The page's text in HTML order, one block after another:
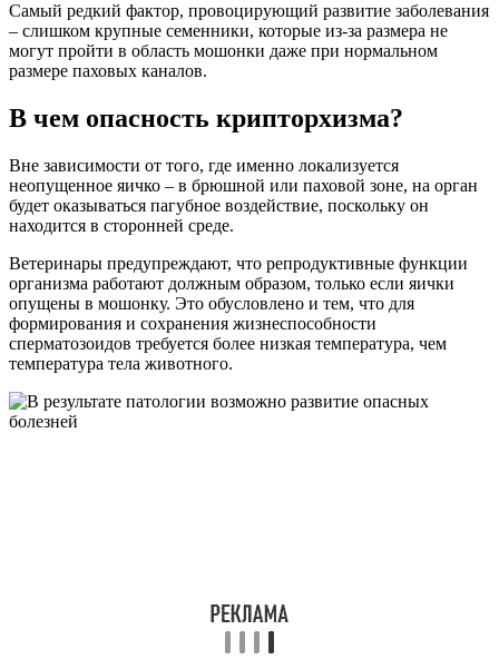
Самый редкий фактор, провоцирующий развитие заболевания
– слишком крупные семенники, которые из-за размера не
могут пройти в область мошонки даже при нормальном
размере паховых каналов.
В чем опасность крипторхизма?
Вне зависимости от того, где именно локализуется
неопущенное яичко – в брюшной или паховой зоне, на орган
будет оказываться пагубное воздействие, поскольку он
находится в сторонней среде.
Ветеринары предупреждают, что репродуктивные функции
организма работают должным образом, только если яички
опущены в мошонку. Это обусловлено и тем, что для
формирования и сохранения жизнеспособности
сперматозоидов требуется более низкая температура, чем
температура тела животного.